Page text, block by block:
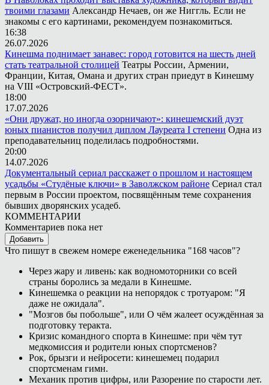
твоими глазами Александр Нечаев, он же Ниггль. Если не
знакомы с его картинами, рекомендуем познакомиться.
16:38
26.07.2026
Кинешма поднимает занавес: город готовится на шесть дней
стать театральной столицей Театры России, Армении,
Франции, Китая, Омана и других стран приедут в Кинешму
на VIII «Островский-ФЕСТ».
18:00
17.07.2026
«Они дружат, но иногда озорничают»: кинешемский дуэт
юных пианистов получил диплом Лауреата I степени Одна из
преподавательниц поделилась подробностями.
20:00
14.07.2026
Документальный сериал расскажет о прошлом и настоящем
усадьбы «Студёные ключи» в Заволжском районе Сериал стал
первым в России проектом, посвящённым теме сохранения
бывших дворянских усадеб.
КОММЕНТАРИИ
Комментариев пока нет
Добавить
Что пишут в свежем номере еженедельника "168 часов"?
Через жару и ливень: как водномоторники со всей
страны боролись за медали в Кинешме.
Кинешемка о реакции на непорядок с тротуаром: "Я
даже не ожидала".
"Мозгов бы побольше", или О чём жалеет осуждённая за
подготовку теракта.
Кризис командного спорта в Кинешме: при чём тут
медкомиссия и родители юных спортсменов?
Рок, брызги и нейросети: кинешемец подарил
спортсменам гимн.
Механик против цифры, или Разорение по старости лет.